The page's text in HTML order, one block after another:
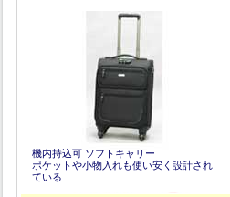
機内持込可 ソフトキャリー
ポケットや小物入れも使い安く設計され
ている